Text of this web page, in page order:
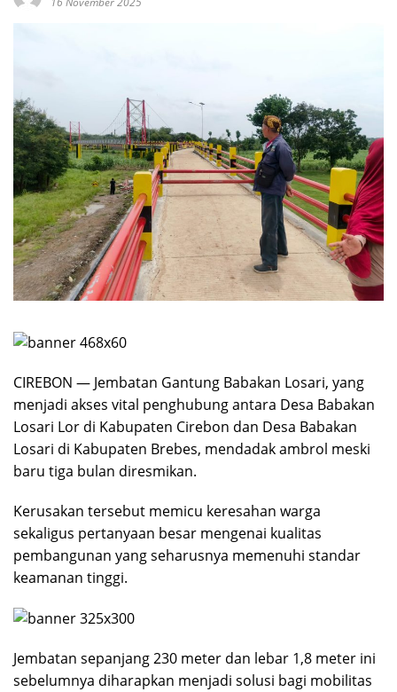
CIREBON — Jembatan Gantung Babakan Losari, yang
menjadi akses vital penghubung antara Desa Babakan
Losari Lor di Kabupaten Cirebon dan Desa Babakan
Losari di Kabupaten Brebes, mendadak ambrol meski
baru tiga bulan diresmikan.
Kerusakan tersebut memicu keresahan warga
sekaligus pertanyaan besar mengenai kualitas
pembangunan yang seharusnya memenuhi standar
keamanan tinggi.
Jembatan sepanjang 230 meter dan lebar 1,8 meter ini
sebelumnya diharapkan menjadi solusi bagi mobilitas